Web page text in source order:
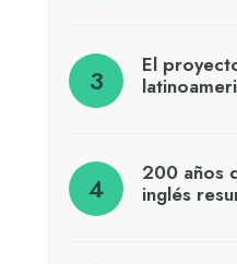
El
200 años
inglés